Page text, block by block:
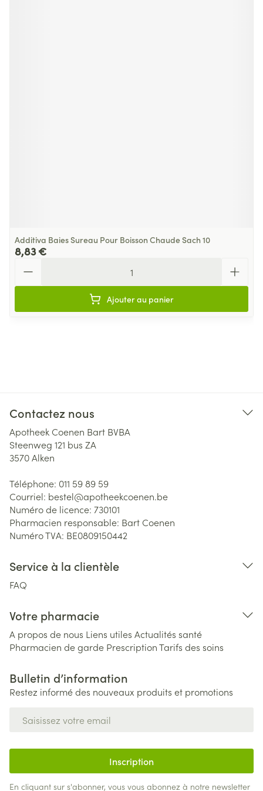
Additiva Baies Sureau Pour Boisson Chaude Sach 10
8,83 €
Ajouter au panier
Contactez nous
Apotheek Coenen Bart BVBA
Steenweg 121 bus ZA
3570Alken
Téléphone: 011 59 89 59
Courriel: bestel@apotheekcoenen.be
Numéro de licence: 730101
Pharmacien responsable: Bart Coenen
Numéro TVA: BE0809150442
Service à la clientèle
FAQ
Votre pharmacie
A propos de nous Liens utiles Actualités santé
Pharmacien de garde PrescriptionTarifs des soins
Bulletin d’information
Restez informé des nouveaux produits et promotions
Inscription
En cliquant sur s'abonner, vous vous abonnez à notre newsletter